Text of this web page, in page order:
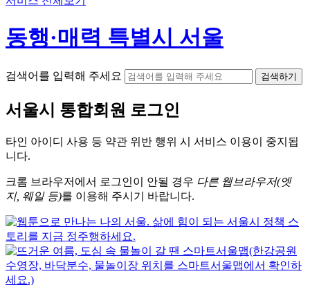
동행·매력 특별시 서울
검색어를 입력해 주세요 검색하기
서울시 통합회원 로그인
타인 아이디 사용 등 약관 위반 행위 시 서비스 이용이 중지됩
니다.
크롬 브라우저에서 로그인이 안될 경우 다른 웹브라우저(엣
지, 웨일 등)를 이용해 주시기 바랍니다.